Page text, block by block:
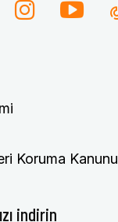
Koruma Kanunu
indirin